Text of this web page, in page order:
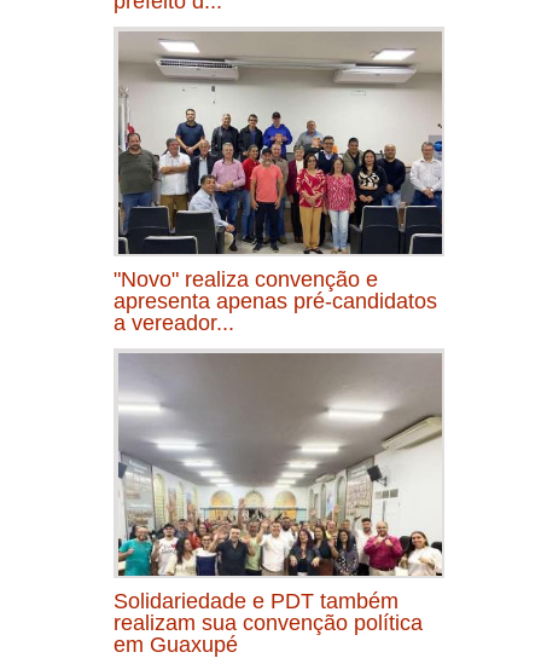
"Novo" realiza convenção e
apresenta apenas pré-candidatos
a vereador...
Solidariedade e PDT também
realizam sua convenção política
em Guaxupé